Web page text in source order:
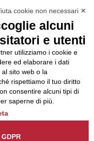
.
cookie non necessari ✕
alcuni
e utenti
utilizziamo i cookie e
ed elaborare i dati
sito web o la
rispettiamo il tuo diritto
consentire alcuni tipi di
saperne di più.
GDPR